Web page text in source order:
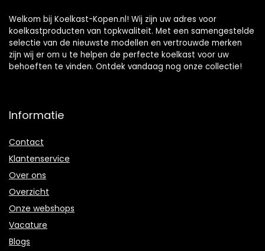
Welkom bij Koelkast-Kopen.nl! Wij zijn uw adres voor
koelkastproducten van topkwaliteit. Met een samengestelde
selectie van de nieuwste modellen en vertrouwde merken
zijn wij er om u te helpen de perfecte koelkast voor uw
behoeften te vinden. Ontdek vandaag nog onze collectie!
Informatie
Contact
Klantenservice
Over ons
Overzicht
Onze webshops
Vacature
Blogs